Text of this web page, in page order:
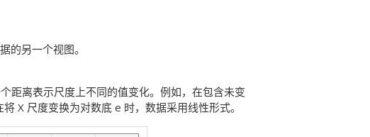
的另一个视图。
距离表示尺度上不同的值变化。例如，在包含未变
X 尺度变换为对数底 e 时，数据采用线性形式。